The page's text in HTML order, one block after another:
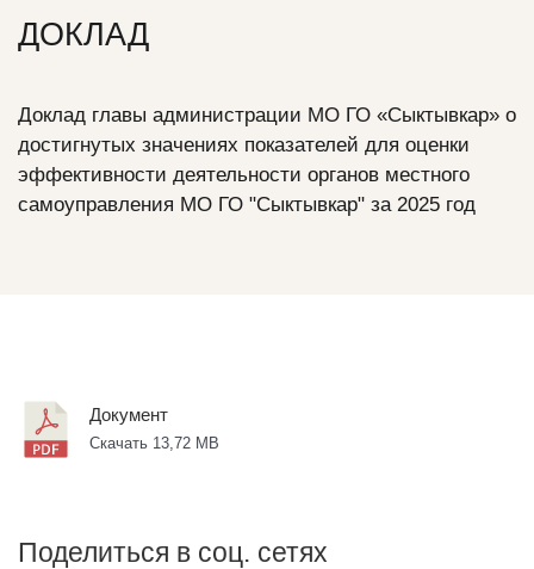
ДОКЛАД
Доклад главы администрации МО ГО «Сыктывкар» о
достигнутых значениях показателей для оценки
эффективности деятельности органов местного
самоуправления МО ГО "Сыктывкар" за 2025 год
Документ
Скачать 13,72 MB
Поделиться в соц. сетях